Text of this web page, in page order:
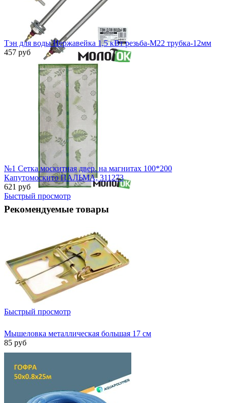
Быстрый просмотр
Тэн для воды Нержавейка 1,5 кВт резьба-М22 трубка-12мм
457 руб
Быстрый просмотр
№1 Сетка москитная двер. на магнитах 100*200
Капутомоскито ПАЛЬМА, 311273
621 руб
Рекомендуемые товары
Быстрый просмотр
Мышеловка металлическая большая 17 см
85 руб